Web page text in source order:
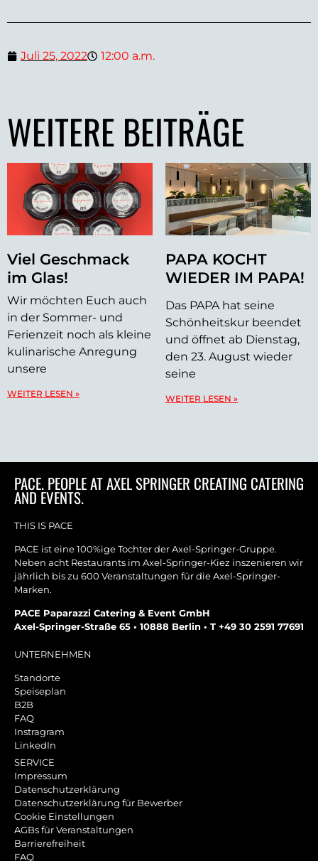
Juli 25, 2022 12:00 a.m.
WEITERE BEITRÄGE
Viel Geschmack
im Glas!
Wir möchten Euch auch
in der Sommer- und
Ferienzeit noch als kleine
kulinarische Anregung
unsere
WEITER LESEN »
PAPA KOCHT
WIEDER IM PAPA!
Das PAPA hat seine
Schönheitskur beendet
und öffnet ab Dienstag,
den 23. August wieder
seine
WEITER LESEN »
PACE. PEOPLE AT AXEL SPRINGER CREATING CATERING
AND EVENTS.
THIS IS PACE
PACE ist eine 100%ige Tochter der Axel-Springer-Gruppe.
Neben acht Restaurants im Axel-Springer-Kiez inszenieren wir
jährlich bis zu 600 Veranstaltungen für die Axel-Springer-
Marken.
PACE Paparazzi Catering & Event GmbH
Axel-Springer-Straße 65 • 10888 Berlin • T +49 30 2591 77691
UNTERNEHMEN
Standorte
Speiseplan
B2B
FAQ
Instragram
LinkedIn
SERVICE
Impressum
Datenschutzerklärung
Datenschutzerklärung für Bewerber
Cookie Einstellungen
AGBs für Veranstaltungen
Barrierefreiheit
FAQ